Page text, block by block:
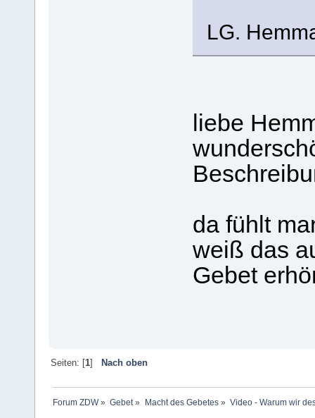
LG.
liebe
da fühlt
weiß das
Gebet
Seiten: [1] Nach oben
Forum ZDW» Gebet » Macht des Gebetes» Video - Warum wir